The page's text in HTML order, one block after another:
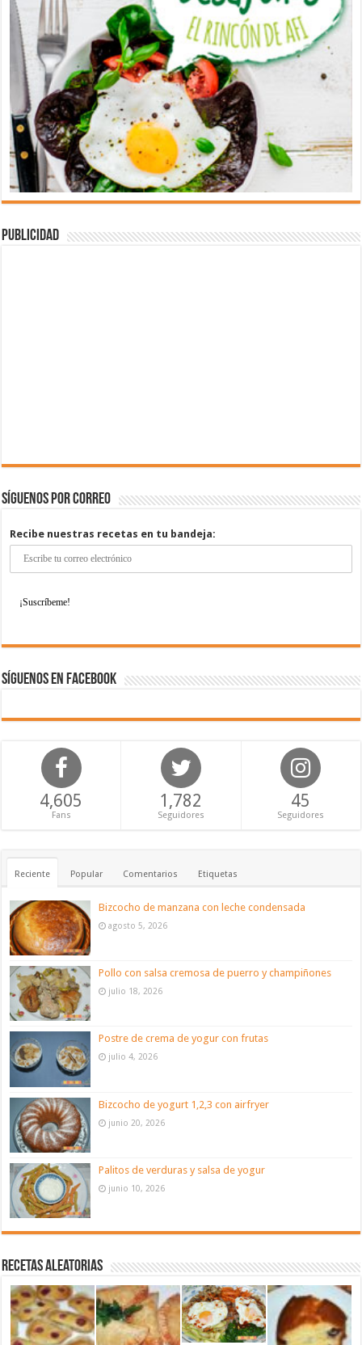
Publicidad
Síguenos por correo
Recibe nuestras recetas en tu bandeja:
Síguenos en Facebook
4,605
Fans
1,782
Seguidores
45
Seguidores
Reciente Popular Comentarios Etiquetas
Bizcocho de manzana con leche condensada
agosto 5, 2026
Pollo con salsa cremosa de puerro y champiñones
julio 18, 2026
Postre de crema de yogur con frutas
julio 4, 2026
Bizcocho de yogurt 1,2,3 con airfryer
junio 20, 2026
Palitos de verduras y salsa de yogur
junio 10, 2026
Recetas aleatorias